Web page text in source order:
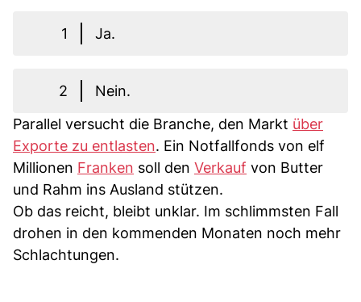
1 Ja.
2
Nein.
Parallel versucht die Branche, den Markt über
Exporte zu entlasten. Ein Notfallfonds von elf
Millionen Franken soll den Verkauf von Butter
und Rahm ins Ausland stützen.
Ob das reicht, bleibt unklar. Im schlimmsten Fall
drohen in den kommenden Monaten noch mehr
Schlachtungen.